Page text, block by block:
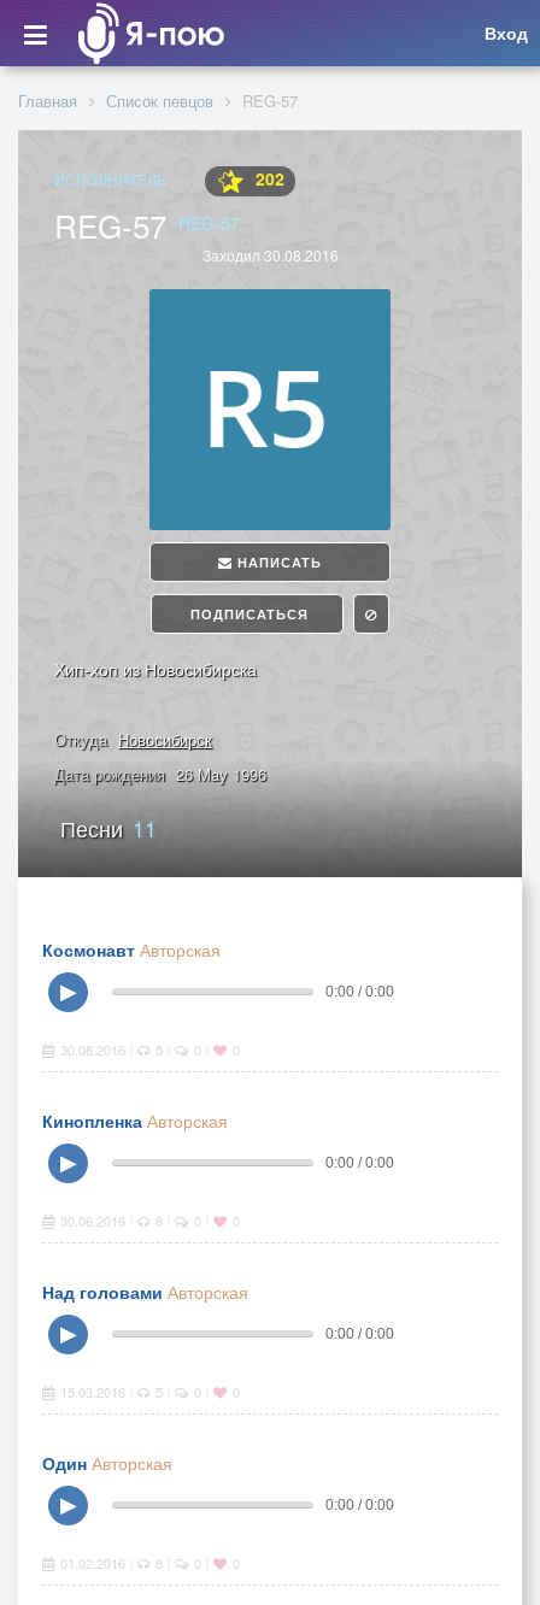
Вход
Главная Список певцов REG-57
ИСПОЛНИТЕЛЬ 202
REG-57 REG-57
Заходил 30.08.2016
НАПИСАТЬ
ПОДПИСАТЬСЯ
Хип-хоп из Новосибирска
Откуда Новосибирск
Дата рождения 26 May 1996
Песни 11
Космонавт Авторская
▶
0:00 / 0:00
30.08.2016 5 0 0
Кинопленка Авторская
▶
0:00 / 0:00
30.06.2016 8 0 0
Над головами Авторская
▶
0:00 / 0:00
15.03.2016 5 0 0
Один Авторская
▶
0:00 / 0:00
01.02.2016 8 0 0